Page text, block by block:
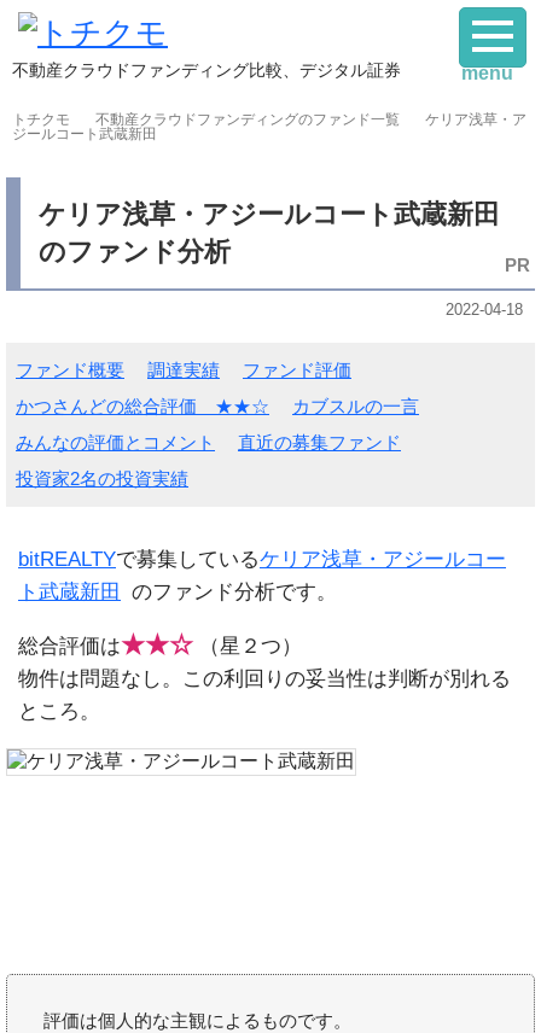
不動産クラウドファンディング比較、デジタル証券
トチクモ 不動産クラウドファンディングのファンド一覧
ケリア浅草・ア
ジールコート武蔵新田
ケリア浅草・アジールコート武蔵新田
のファンド分析
2022-04-18
ファンド概要 調達実績
ファンド評価
かつさんどの総合評価 ★★☆
カブスルの一言
みんなの評価とコメント
直近の募集ファンド
投資家2名の投資実績
bitREALTYで募集しているケリア浅草・アジールコー
ト武蔵新田
のファンド分析です。
総合評価は★★☆
（星２つ）
物件は問題なし。この利回りの妥当性は判断が別れる
ところ。
評価は個人的な主観によるものです。
menu